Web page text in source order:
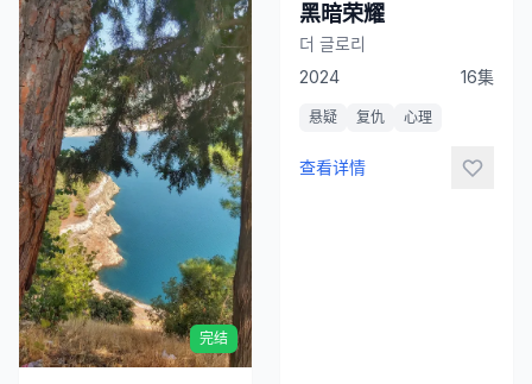
立
即
观
看
完结
黑暗荣耀
더 글로리
2024
16集
悬疑 复仇 心理
查看详情